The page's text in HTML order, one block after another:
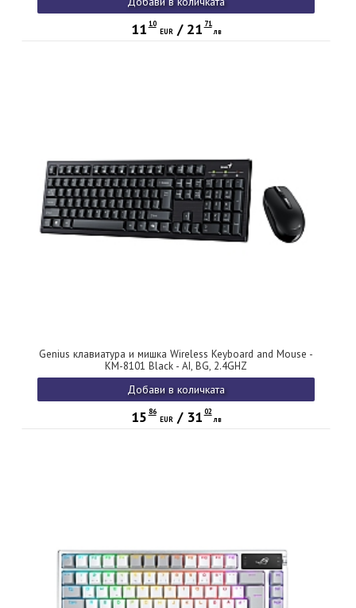
11 10
EUR/ 21 71
лв
Genius клавиатура и мишка Wireless Keyboard and Mouse -
KM-8101 Black - AI, BG, 2.4GHZ
Добави в количката
15 86
EUR/ 31 02
лв